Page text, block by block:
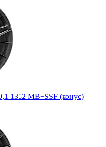
1352 MB+SSF (конус)